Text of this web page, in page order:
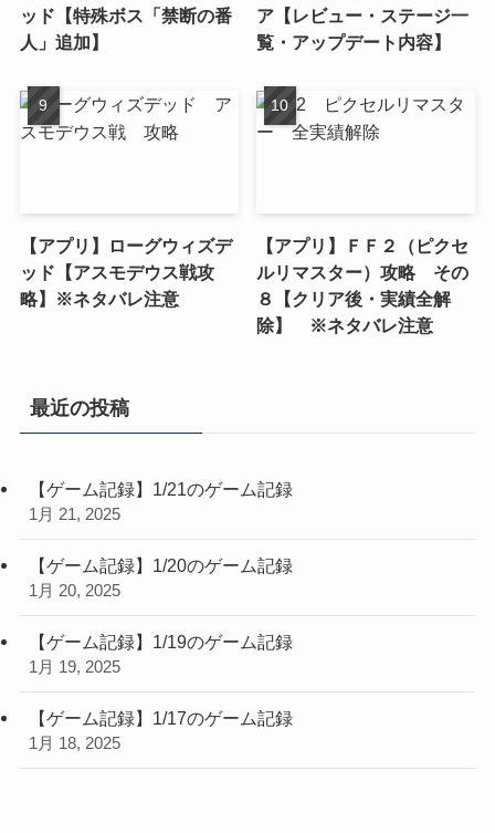
ッド【特殊ボス「禁断の番
人」追加】
ア【レビュー・ステージ一
覧・アップデート内容】
【アプリ】ローグウィズデ
ッド【アスモデウス戦攻
略】※ネタバレ注意
【アプリ】ＦＦ２（ピクセ
ルリマスター）攻略 その
８【クリア後・実績全解
除】 ※ネタバレ注意
最近の投稿
【ゲーム記録】1/21のゲーム記録
1月 21, 2025
【ゲーム記録】1/20のゲーム記録
1月 20, 2025
【ゲーム記録】1/19のゲーム記録
1月 19, 2025
【ゲーム記録】1/17のゲーム記録
1月 18, 2025